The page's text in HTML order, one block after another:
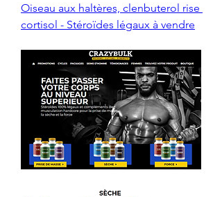
Oiseau aux haltères, clenbuterol rise
cortisol - Stéroïdes légaux à vendre